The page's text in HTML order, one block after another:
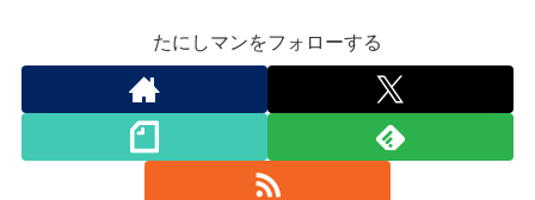
たにしマンをフォローする